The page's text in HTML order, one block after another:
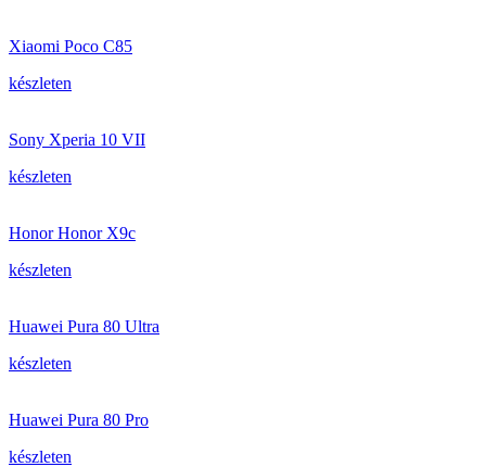
Xiaomi Poco C85
készleten
Sony Xperia 10 VII
készleten
Honor Honor X9c
készleten
Huawei Pura 80 Ultra
készleten
Huawei Pura 80 Pro
készleten